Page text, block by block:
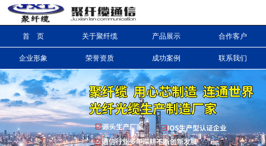
首 页 关于聚纤缆 产品展示 合作客户
企业形象 荣誉资质 成功案例 联系我们
信息搜索
搜索